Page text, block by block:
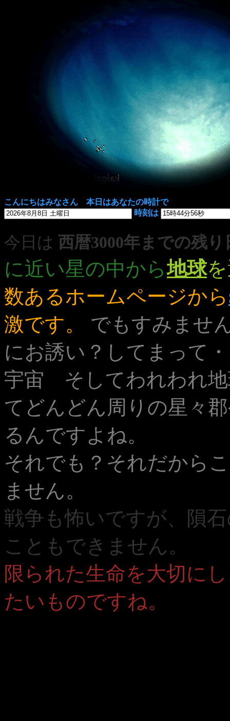
こんにちはみなさん 本日はあなたの時計で
時刻は
今日は 西暦3000年までの残
に近い星の中から地球
数あるホームページから
激です。
でもすみませ
にお誘い？してまって
宇宙 そしてわれわれ
てどんどん周りの星々
るんですよね。
それでも？それだから
ません。
戦争も怖いですが、隕
こともできません。
限られた生命を大切に
たいものですね。